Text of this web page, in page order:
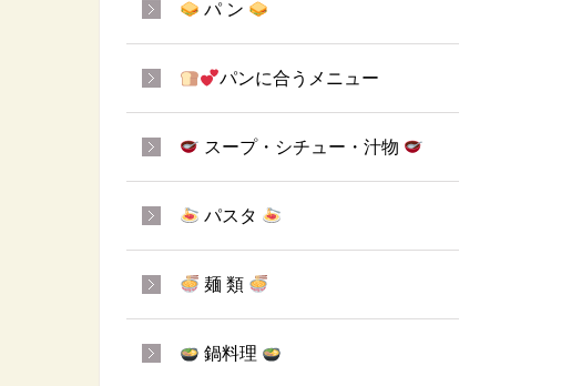
パ ン
パンに合うメニュー
スープ・シチュー・汁物
パスタ
麺 類
鍋料理